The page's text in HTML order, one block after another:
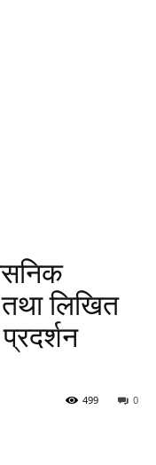
लिखित
0
499